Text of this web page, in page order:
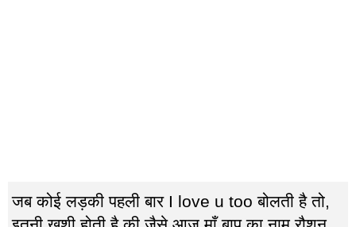
जब कोई लड़की पहली बार I love u too बोलती है तो,